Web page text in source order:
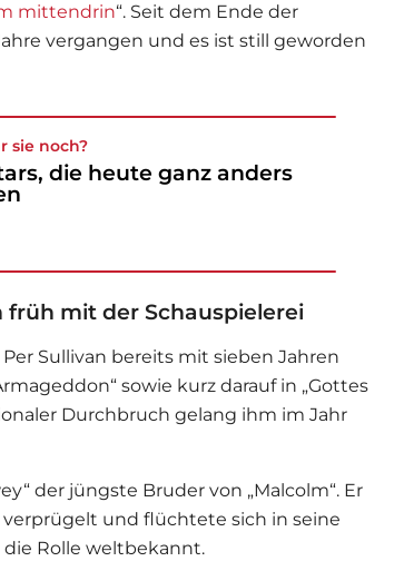
mittendrin“. Seit dem Ende der
vergangen und es ist still geworden
sie noch?
die heute ganz anders
früh mit der Schauspielerei
Sullivan bereits mit sieben Jahren
sowie kurz darauf in „Gottes
Durchbruch gelang ihm im Jahr
der jüngste Bruder von „Malcolm“. Er
verprügelt und flüchtete sich in seine
die Rolle weltbekannt.